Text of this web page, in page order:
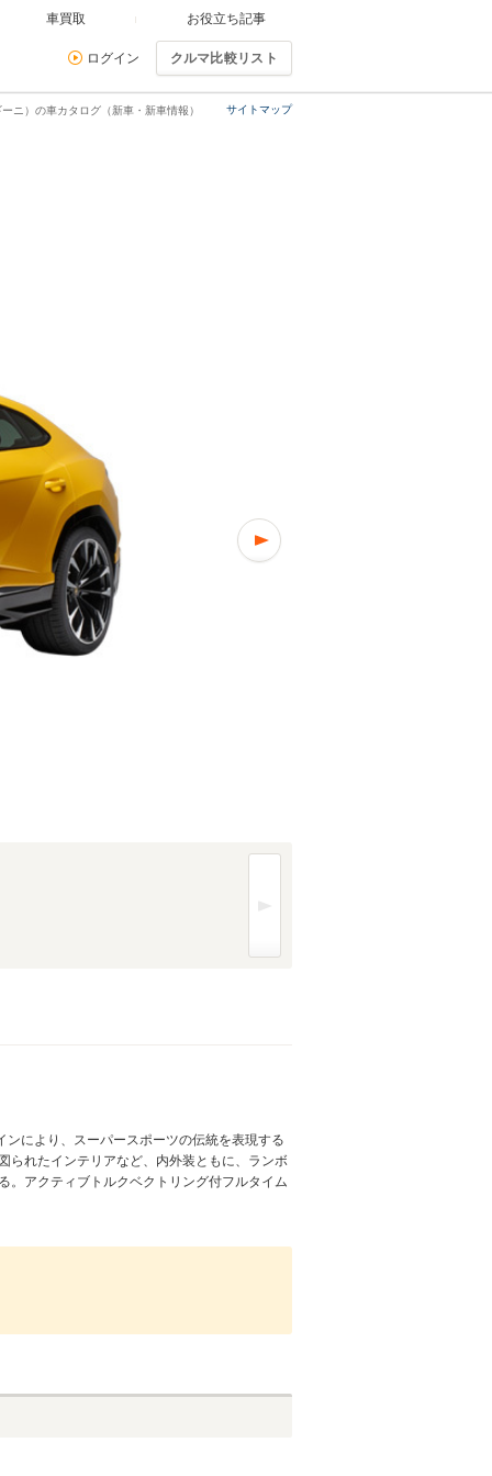
車買取 お役立ち記事
ログイン クルマ比較リスト
サイトマップ
ニ）の車カタログ（新車・新車情報）
により、スーパースポーツの伝統を表現する
られたインテリアなど、内外装ともに、ランボ
。アクティブトルクベクトリング付フルタイム